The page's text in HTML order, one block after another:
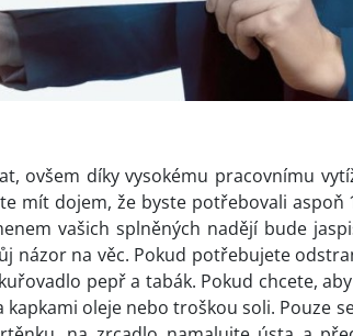
ovšem díky vysokému pracovnímu
mít dojem, že byste potřebovali aspoň
vašich splněných nadějí bude
názor na věc. Pokud potřebujete
pepř a tabák. Pokud chcete,
oleje nebo troškou soli. Pouze